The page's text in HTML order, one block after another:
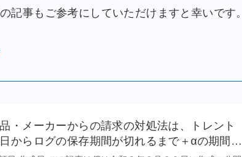
事もご参考にしていただけますと幸いです。
・メーカーからの請求の対処法は、トレント
からログの保存期間が切れるまで＋αの期間…